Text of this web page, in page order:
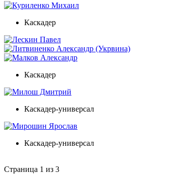
Куриленко Михаил
Каскадер
Лескин Павел
Литвиненко Александр (Укрвина)
Малков Александр
Каскадер
Милош Дмитрий
Каскадер-универсал
Мирошин Ярослав
Каскадер-универсал
Страница 1 из 3